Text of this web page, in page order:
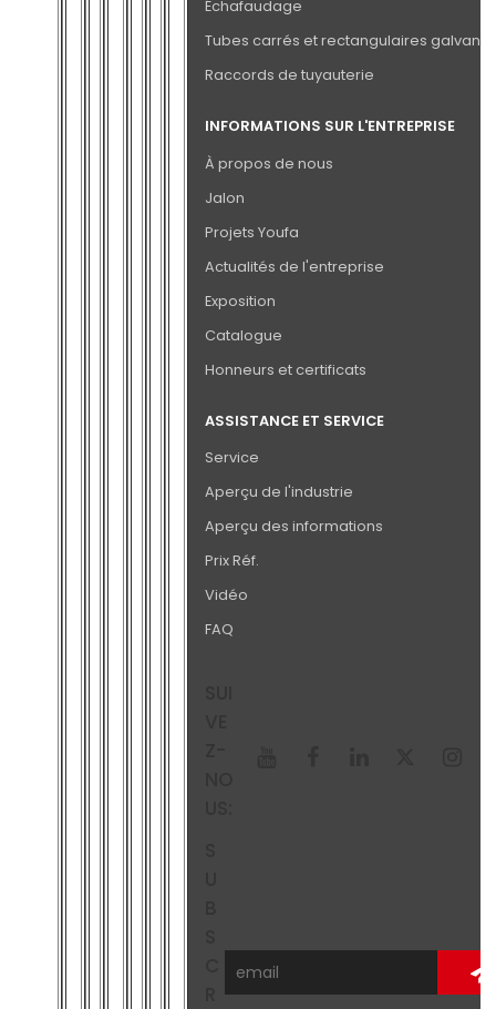
Échafaudage
Tubes carrés et rectangulaires
Raccords de tuyauterie
INFORMATIONS SUR L'ENTREPRISE
À propos de nous
Jalon
Projets Youfa
Actualités de l'entreprise
Exposition
Catalogue
Honneurs et certificats
ASSISTANCE ET SERVICE
Service
Aperçu de l'industrie
Aperçu des informations
Prix Réf.
Vidéo
FAQ